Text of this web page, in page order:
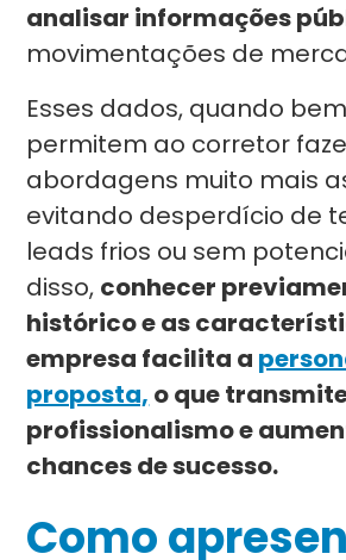
analisar informações
movimentações de
Esses dados, quando
permitem ao corretor
abordagens muito mais
evitando desperdício de
leads frios ou sem
disso, conhecer
histórico e as
empresa facilita a
proposta, o que
profissionalismo e
chances de sucesso.
Como